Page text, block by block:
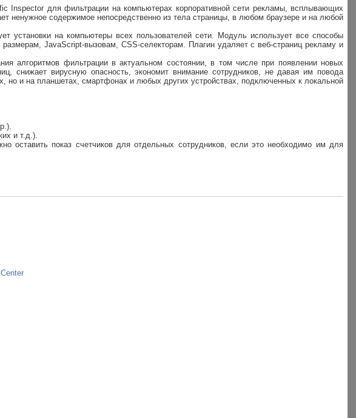
для фильтрации на компьютерах корпоративной сети рекламы, всплывающих
ненужное содержимое непосредственно из тела страницы, в любом браузере и на любой
установки на компьютеры всех пользователей сети. Модуль использует все способы
JavaScript-вызовам, CSS-селекторам. Плагин удаляет с веб-страниц рекламу и
алгоритмов фильтрации в актуальном состоянии, в том числе при появлении новых
снижает вирусную опасность, экономит внимание сотрудников, не давая им повода
но и на планшетах, смартфонах и любых других устройствах, подключенных к локальной
и т.д.).
оставить показ счетчиков для отдельных сотрудников, если это необходимо им для